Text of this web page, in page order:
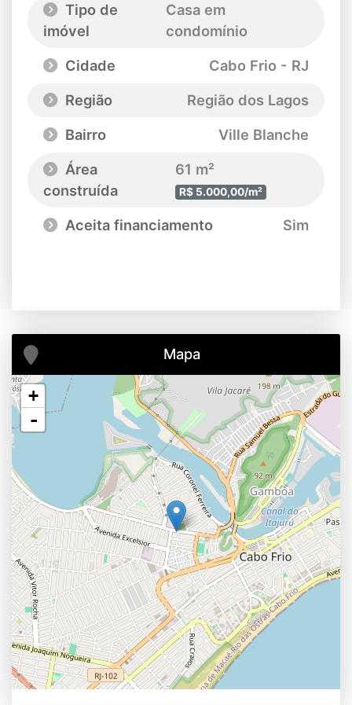
Tipo de
imóvel
Casa em
condomínio
Cidade
Cabo Frio - RJ
Região
Região dos Lagos
Bairro
Ville Blanche
Área
construída
61 m²
R$ 5.000,00/m²
Aceita financiamento Sim
Mapa
+
-